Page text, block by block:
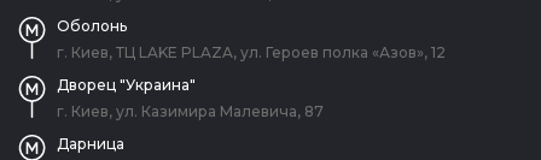
Оболонь
г. Киев, ТЦ LAKE PLAZA, ул. Героев полка «Азов», 12
Дворец "Украина"
г. Киев, ул. Казимира Малевича, 87
Дарница